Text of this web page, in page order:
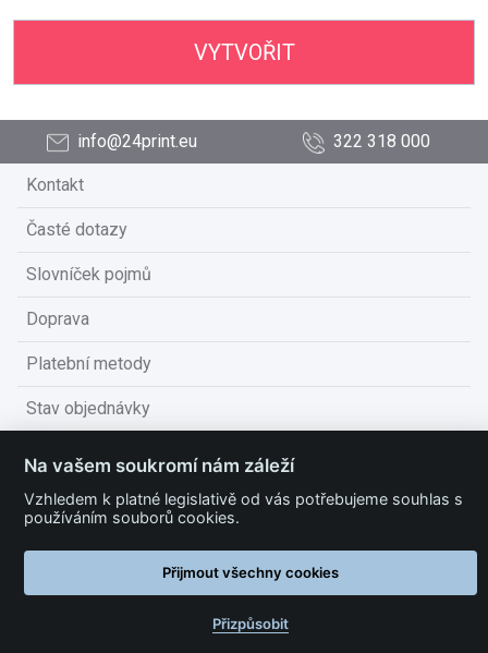
VYTVOŘIT
info@24print.eu 322 318 000
Kontakt
Časté dotazy
Slovníček pojmů
Doprava
Platební metody
Stav objednávky
Obchodní podmínky
Technické podmínky
Na vašem soukromí nám záleží
Vzhledem k platné legislativě od vás potřebujeme souhlas s
používáním souborů cookies.
Přijmout všechny cookies
Přizpůsobit